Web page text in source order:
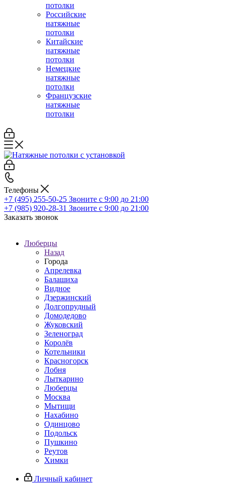
потолки
Российские
натяжные
потолки
Китайские
натяжные
потолки
Немецкие
натяжные
потолки
Французские
натяжные
потолки
Телефоны
+7 (495) 255-50-25 Звоните с 9:00 до 21:00
+7 (985) 920-28-31 Звоните с 9:00 до 21:00
Заказать звонок
Люберцы
Назад
Города
Апрелевка
Балашиха
Видное
Дзержинский
Долгопрудный
Домодедово
Жуковский
Зеленоград
Королёв
Котельники
Красногорск
Лобня
Лыткарино
Люберцы
Москва
Мытищи
Нахабино
Одинцово
Подольск
Пушкино
Реутов
Химки
Личный кабинет